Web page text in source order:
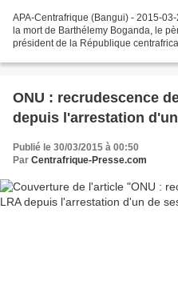
APA-Centrafrique (Bangui) - 2015-
la mort de Barthélemy Boganda, le
président de la République
ONU : recrudescence
depuis l'arrestation
Publié le 30/03/2015 à 00:50
Par Centrafrique-Presse.com